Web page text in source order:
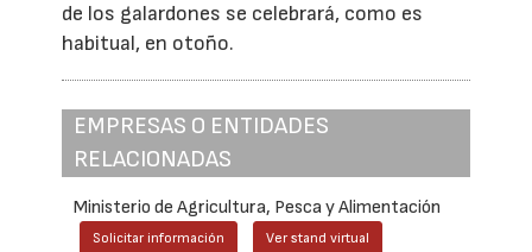
de los galardones se celebrará, como es
habitual, en otoño.
EMPRESAS O ENTIDADES
RELACIONADAS
Ministerio de Agricultura, Pesca y Alimentación
Solicitar información Ver stand virtual